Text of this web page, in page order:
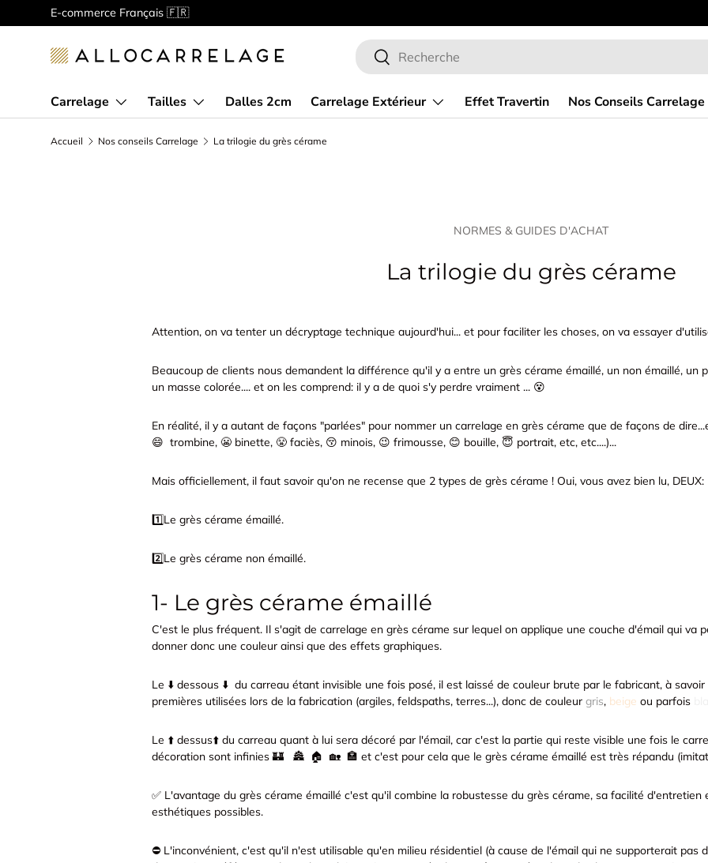
Aller au contenu
E-commerce Français 🇫🇷
Recherche
Rechercher
Carrelage Tailles Dalles 2cm Carrelage Extérieur Effet Travertin Nos Conseils Carrelage
Accueil Nos conseils Carrelage La trilogie du grès cérame
NORMES & GUIDES D'ACHAT
La trilogie du grès cérame
Attention, on va tenter un décryptage technique aujourd'hui... et pour faciliter les choses, on va essayer
Beaucoup de clients nous demandent la différence qu'il y a entre un grès cérame émaillé, un non émaillé, un
un masse colorée.... et on les comprend: il y a de quoi s'y perdre vraiment ... 😵
En réalité, il y a autant de façons "parlées" pour nommer un carrelage en grès cérame que de façons de
😄 trombine, 😬 binette, 😤 faciès, 😚 minois, 😉 frimousse, 😊 bouille, 😇 portrait, etc, etc....)...
Mais officiellement, il faut savoir qu'on ne recense que 2 types de grès cérame ! Oui, vous avez bien lu, DEUX:
1️⃣Le grès cérame émaillé.
2️⃣Le grès cérame non émaillé.
1- Le grès cérame émaillé
C'est le plus fréquent. Il s'agit de carrelage en grès cérame sur lequel on applique une couche d'émail qui va
donner donc une couleur ainsi que des effets graphiques.
Le ⬇️ dessous ⬇️ du carreau étant invisible une fois posé, il est laissé de couleur brute par le fabricant, à
premières utilisées lors de la fabrication (argiles, feldspaths, terres...), donc de couleur gris, beige ou parfois
Le ⬆️ dessus⬆️ du carreau quant à lui sera décoré par l'émail, car c'est la partie qui reste visible une fois le
décoration sont infinies 🏰 🏯 🏠 🏡 🏣 et c'est pour cela que le grès cérame émaillé est très répandu
✅ L'avantage du grès cérame émaillé c'est qu'il combine la robustesse du grès cérame, sa facilité
esthétiques possibles.
⛔️ L'inconvénient, c'est qu'il n'est utilisable qu'en milieu résidentiel (à cause de l'émail qui ne supporterait pas